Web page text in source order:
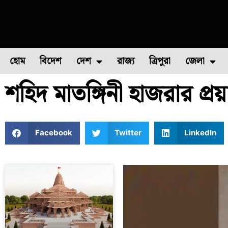
হোম বিদেশ দেশ
ফুল চাষ ফল চাষ মাছ চাষ পোল্ট্রি
রাজ্য ত্রিপুরা জেলা
উত্তর ২৪
শহিদ মাতঙ্গিনী হাজরার
Facebook Twitter LinkedIn